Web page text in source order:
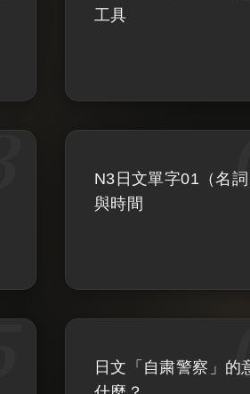
工具
N3日文單字01（名
與時間
日文「自粛警察」的